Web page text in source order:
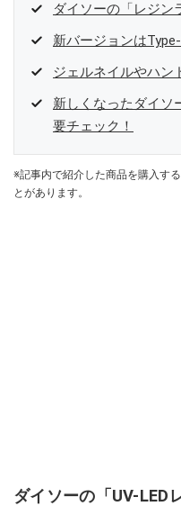
ダイソーの「レジン
新バージョンは
ジェルネイルやハ
新しくなったダイソ
要チェック！
※記事内で紹介した商品を購入す
とがあります。
ダイソーの「UV-LED